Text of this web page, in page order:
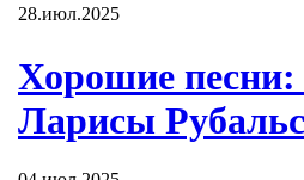
28.июл.2025
Хорошие
Ларисы